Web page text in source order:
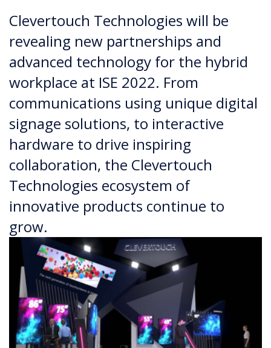
Clevertouch Technologies will be
revealing new partnerships and
advanced technology for the hybrid
workplace at ISE 2022. From
communications using unique digital
signage solutions, to interactive
hardware to drive inspiring
collaboration, the Clevertouch
Technologies ecosystem of
innovative products continue to
grow.